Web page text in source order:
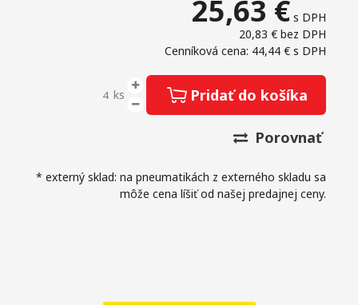
25,63 € s DPH
20,83 € bez DPH
Cenníková cena: 44,44 € s DPH
ks Pridať do košíka
Porovnať
* externý sklad: na pneumatikách z externého skladu sa
môže cena líšiť od našej predajnej ceny.